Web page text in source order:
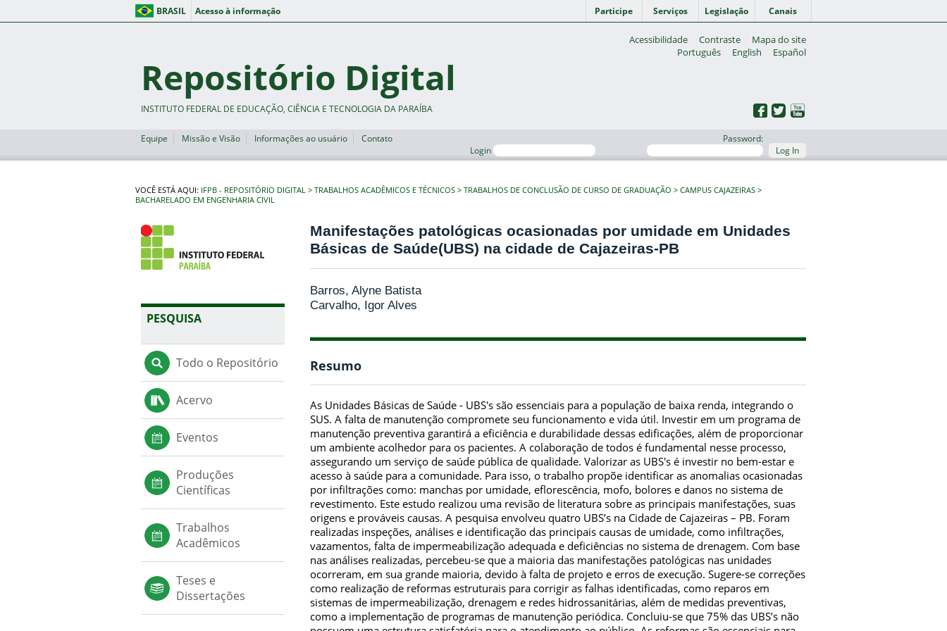
BRASIL Acesso à informação Participe Serviços Legislação Canais
Acessibilidade Contraste
Mapa do site
Português
English Español
Repositório Digital
INSTITUTO FEDERAL DE EDUCAÇÃO, CIÊNCIA E TECNOLOGIA DA PARAÍBA
Equipe Missão e Visão Informações ao usuário
Contato
Login
Password:
Log In
VOCÊ ESTÁ AQUI: IFPB - REPOSITÓRIO DIGITAL TRABALHOS ACADÊMICOS E TÉCNICOS TRABALHOS DE CONCLUSÃO DE CURSO DE GRADUAÇÃO
CAMPUS CAJAZEIRAS
BACHARELADO EM ENGENHARIA CIVIL
PESQUISA
Todo o Repositório
Acervo
Eventos
Produções
Científicas
Trabalhos
Acadêmicos
Teses e
Dissertações
Manifestações patológicas ocasionadas por umidade em Unidades
Básicas de Saúde(UBS) na cidade de Cajazeiras-PB
Barros, Alyne Batista
Carvalho, Igor Alves
Resumo
As Unidades Básicas de Saúde - UBS's são essenciais para a população de baixa renda, integrando o
SUS. A falta de manutenção compromete seu funcionamento e vida útil. Investir em um programa de
manutenção preventiva garantirá a eficiência e durabilidade dessas edificações, além de proporcionar
um ambiente acolhedor para os pacientes. A colaboração de todos é fundamental nesse processo,
assegurando um serviço de saúde pública de qualidade. Valorizar as UBS's é investir no bem-estar e
acesso à saúde para a comunidade. Para isso, o trabalho propõe identificar as anomalias ocasionadas
por infiltrações como: manchas por umidade, eflorescência, mofo, bolores e danos no sistema de
revestimento. Este estudo realizou uma revisão de literatura sobre as principais manifestações, suas
origens e prováveis causas. A pesquisa envolveu quatro UBS’s na Cidade de Cajazeiras – PB. Foram
realizadas inspeções, análises e identificação das principais causas de umidade, como infiltrações,
vazamentos, falta de impermeabilização adequada e deficiências no sistema de drenagem. Com base
nas análises realizadas, percebeu-se que a maioria das manifestações patológicas nas unidades
ocorreram, em sua grande maioria, devido à falta de projeto e erros de execução. Sugere-se correções
como realização de reformas estruturais para corrigir as falhas identificadas, como reparos em
sistemas de impermeabilização, drenagem e redes hidrossanitárias, além de medidas preventivas,
como a implementação de programas de manutenção periódica. Concluiu-se que 75% das UBS’s não